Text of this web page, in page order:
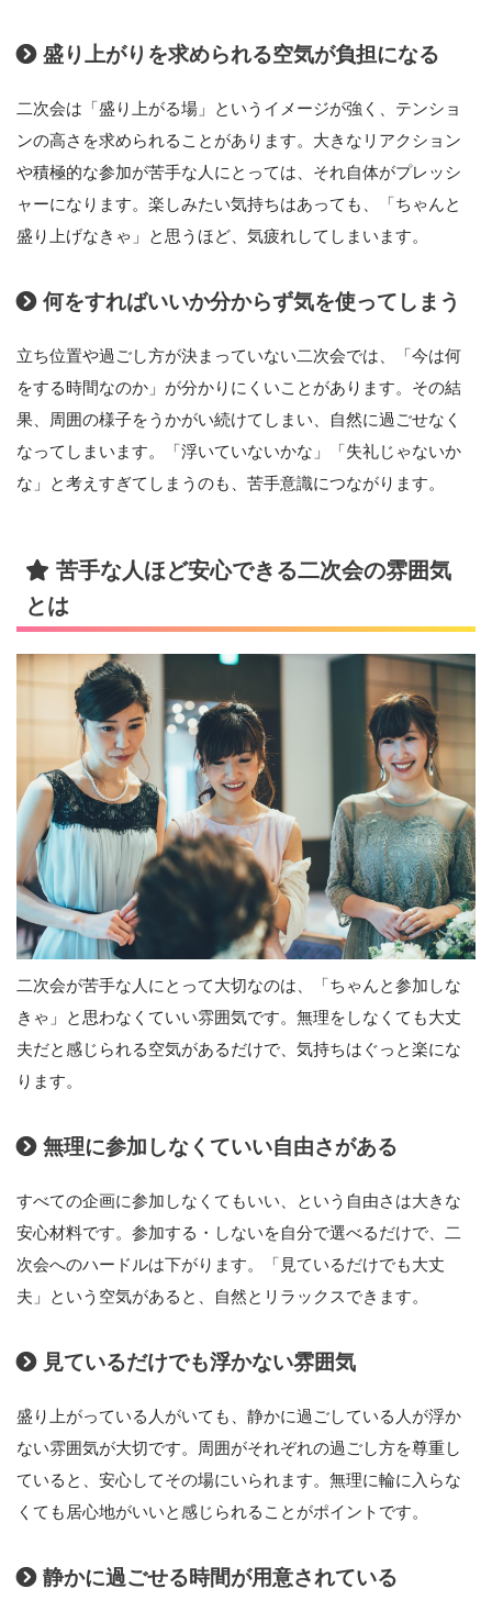
盛り上がりを求められる空気が負担になる
二次会は「盛り上がる場」というイメージが強く、テンショ
ンの高さを求められることがあります。大きなリアクション
や積極的な参加が苦手な人にとっては、それ自体がプレッシ
ャーになります。楽しみたい気持ちはあっても、「ちゃんと
盛り上げなきゃ」と思うほど、気疲れしてしまいます。
何をすればいいか分からず気を使ってしまう
立ち位置や過ごし方が決まっていない二次会では、「今は何
をする時間なのか」が分かりにくいことがあります。その結
果、周囲の様子をうかがい続けてしまい、自然に過ごせなく
なってしまいます。「浮いていないかな」「失礼じゃないか
な」と考えすぎてしまうのも、苦手意識につながります。
苦手な人ほど安心できる二次会の雰囲気
とは
二次会が苦手な人にとって大切なのは、「ちゃんと参加しな
きゃ」と思わなくていい雰囲気です。無理をしなくても大丈
夫だと感じられる空気があるだけで、気持ちはぐっと楽にな
ります。
無理に参加しなくていい自由さがある
すべての企画に参加しなくてもいい、という自由さは大きな
安心材料です。参加する・しないを自分で選べるだけで、二
次会へのハードルは下がります。「見ているだけでも大丈
夫」という空気があると、自然とリラックスできます。
見ているだけでも浮かない雰囲気
盛り上がっている人がいても、静かに過ごしている人が浮か
ない雰囲気が大切です。周囲がそれぞれの過ごし方を尊重し
ていると、安心してその場にいられます。無理に輪に入らな
くても居心地がいいと感じられることがポイントです。
静かに過ごせる時間が用意されている